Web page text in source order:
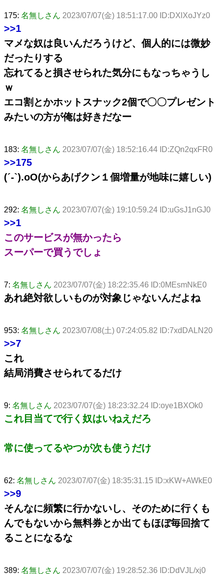
175: 名無しさん 2023/07/07(金) 18:51:17.00 ID:DXlXoJYz0
>>1
マメな奴は良いんだろうけど、個人的には微妙
だったりする
忘れてると損させられた気分にもなっちゃうし
ｗ
エコ割とかホットスナック2個で〇〇プレゼント
みたいの方が俺は好きだなー
183: 名無しさん 2023/07/07(金) 18:52:16.44 ID:ZQn2qxFR0
>>175
(´-`).oO(からあげクン１個増量が地味に嬉しい)
292: 名無しさん 2023/07/07(金) 19:10:59.24 ID:uGsJ1nGJ0
>>1
このサービスが無かったら
スーパーで買うでしょ
7: 名無しさん 2023/07/07(金) 18:22:35.46 ID:0MEsmNkE0
あれ絶対欲しいものが対象じゃないんだよね
953: 名無しさん 2023/07/08(土) 07:24:05.82 ID:7xdDALN20
>>7
これ
結局消費させられてるだけ
9: 名無しさん 2023/07/07(金) 18:23:32.24 ID:oye1BXOk0
これ目当てで行く奴はいねえだろ
常に使ってるやつが次も使うだけ
62: 名無しさん 2023/07/07(金) 18:35:31.15 ID:xKW+AWkE0
>>9
そんなに頻繁に行かないし、そのために行くも
んでもないから無料券とか出てもほぼ毎回捨て
ることになるな
389: 名無しさん 2023/07/07(金) 19:28:52.36 ID:DdVJL/xj0